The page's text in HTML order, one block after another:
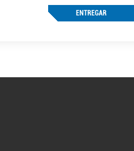
ENTREGAR